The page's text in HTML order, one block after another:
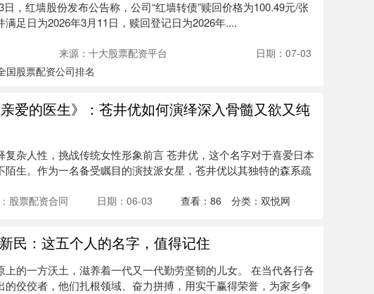
，红墙股份发布公告称，公司“红墙转债”赎回价格为100.49元/张
满足日为2026年3月11日，赎回登记日为2026年....
来源：十大股票配资平台
日期：07-03
国股票配资公司排名
爱的医生》：苍井优如何演绎深入骨髓又欲又纯
复杂人性，挑战传统女性形象前言 苍井优，这个名字对于喜爱日本
陌生。作为一名备受瞩目的演技派女星，苍井优以其独特的森系疏
股票配资合同 日期：06-03 查看： 86 分类： 双悦网
民：这五个人的名字，值得记住
上的一方沃土，滋养着一代又一代勤劳坚韧的儿女。 在当代各行各
的佼佼者，他们扎根领域、奋力拼搏，用实干赢得荣誉，为家乡争